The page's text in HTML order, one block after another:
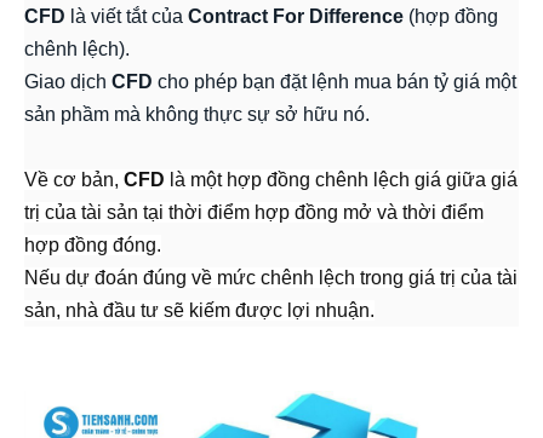
CFD là viết tắt của Contract For Difference (hợp đồng
chênh lệch).
Giao dịch CFD cho phép bạn đặt lệnh mua bán tỷ giá một
sản phầm mà không thực sự sở hữu nó.
Về cơ bản, CFD là một hợp đồng chênh lệch giá giữa giá
trị của tài sản tại thời điểm hợp đồng mở và thời điểm
hợp đồng đóng.
Nếu dự đoán đúng về mức chênh lệch trong giá trị của tài
sản, nhà đầu tư sẽ kiếm được lợi nhuận.